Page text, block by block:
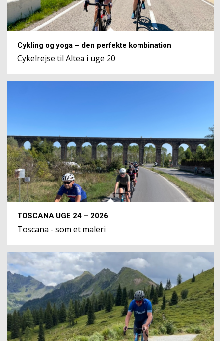
Cykling og yoga – den perfekte kombination
Cykelrejse til Altea i uge 20
TOSCANA UGE 24 – 2026
Toscana - som et maleri